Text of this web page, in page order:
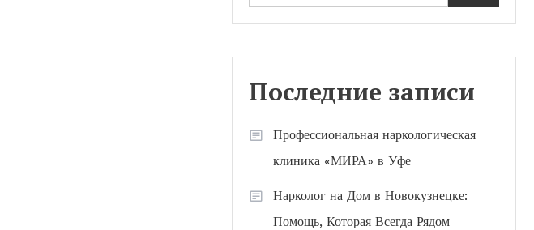
Последние записи
Профессиональная наркологическая
клиника «МИРА» в Уфе
Нарколог на Дом в Новокузнецке:
Помощь, Которая Всегда Рядом